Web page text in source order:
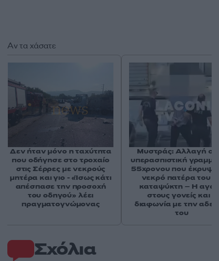
Σχόλια
Αν τα χάσατε
Δεν ήταν μόνο η ταχύτητα
που οδήγησε στο τροχαίο
στις Σέρρες με νεκρούς
μητέρα και γιο - «Ίσως κάτι
απέσπασε την προσοχή
του οδηγού» λέει
πραγματογνώμονας
Μυστράς: Αλλαγή
υπερασπιστική
55χρονου που έκρυψε
νεκρό πατέρα του
καταψύκτη – Η
στους γονείς και η
διαφωνία με την
του